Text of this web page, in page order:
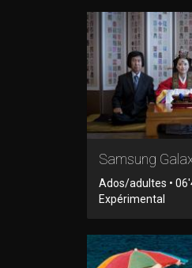
Samsung
Ados/adultes •
Expérimental